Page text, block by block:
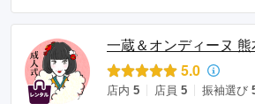
一蔵＆オンディーヌ 熊
5.0
店内 5 店員 5 振袖選び